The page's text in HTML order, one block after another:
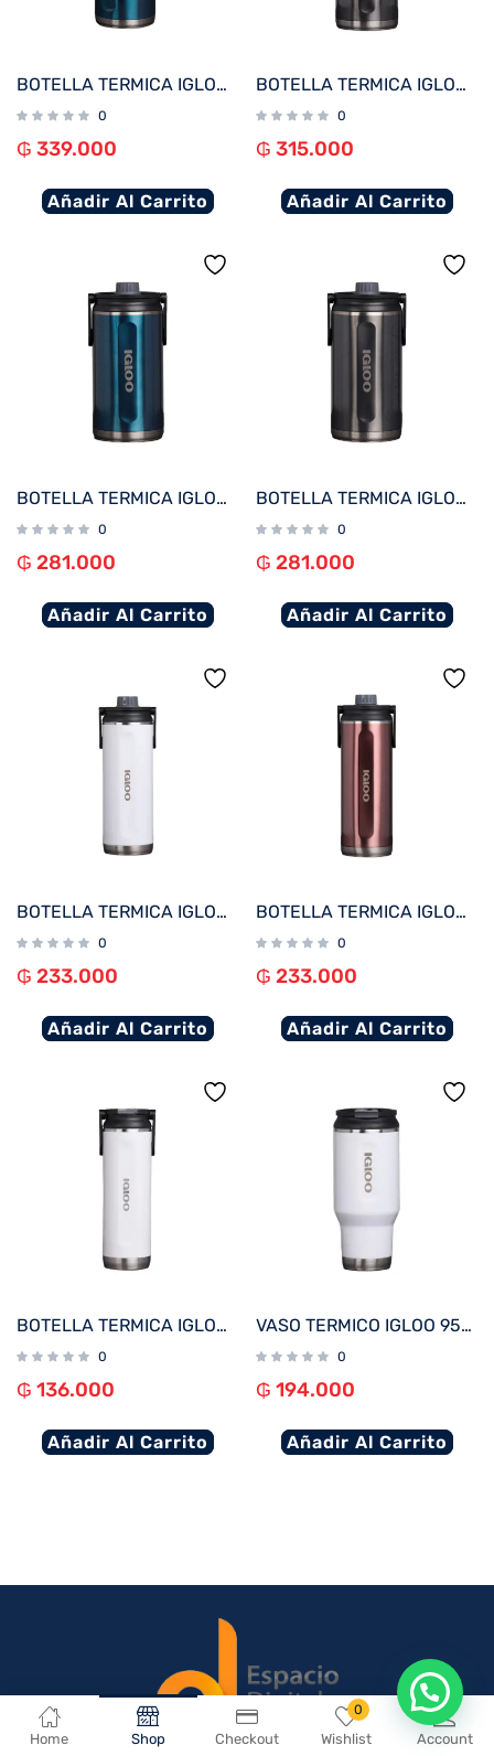
Home Shop Checkout
0
Wishlist Account
BOTELLA TERMICA IGLOO 2.4L AZUL MODERNO C/MANIJA 71102
0
₲ 339.000
Añadir Al Carrito
BOTELLA TERMICA IGLOO 2.4L NEGRO CARBONITE C/MANIJA 71101
0
₲ 315.000
Añadir Al Carrito
BOTELLA TERMICA IGLOO 1.9L AZUL MODERNO C/MANIJA 71100
0
₲ 281.000
Añadir Al Carrito
BOTELLA TERMICA IGLOO 1.9L NEGRO CARBONITE C/MANIJA 71099
0
₲ 281.000
Añadir Al Carrito
BOTELLA TERMICA IGLOO 1.4L BLANCO C/MANIJA 71094
0
₲ 233.000
Añadir Al Carrito
BOTELLA TERMICA IGLOO 1.4L ROSA C/MANIJA 71098
0
₲ 233.000
Añadir Al Carrito
BOTELLA TERMICA IGLOO 600ML BLANCO C/MANIJA 71084
0
₲ 136.000
Añadir Al Carrito
VASO TERMICO IGLOO 950ML BLANCO C/TAPA 71077
0
₲ 194.000
Añadir Al Carrito
En que podemos ayudarte?